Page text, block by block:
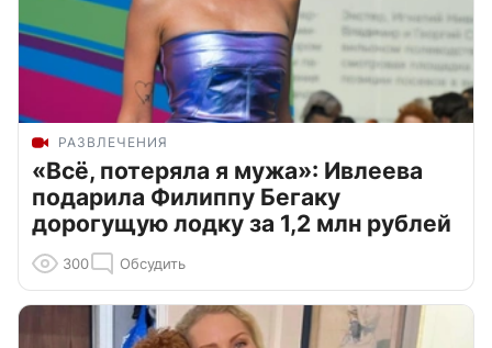
РАЗВЛЕЧЕНИЯ
«Всё, потеряла я мужа»: Ивлеева
подарила Филиппу Бегаку
дорогущую лодку за 1,2 млн рублей
300 Обсудить